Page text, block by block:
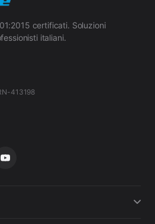
certificati. Soluzioni
italiani.
413198